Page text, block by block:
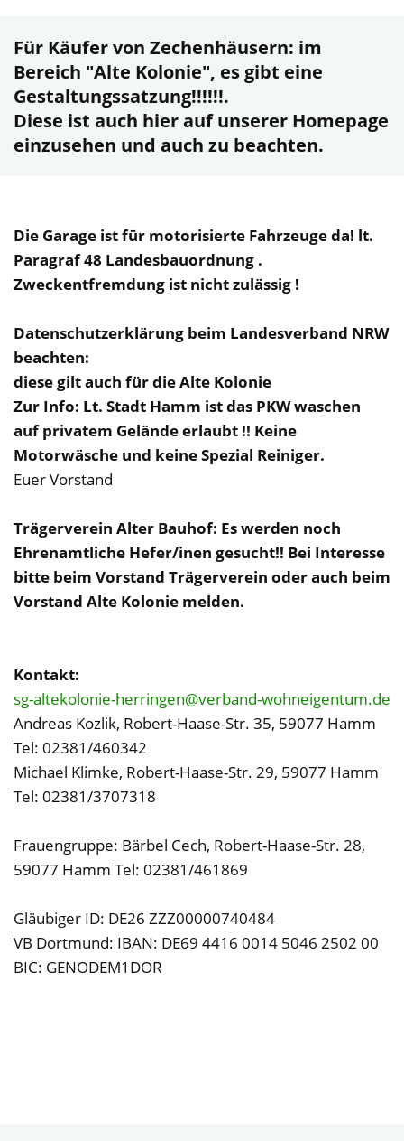
Für Käufer von Zechenhäusern: im
Bereich "Alte Kolonie", es gibt eine
Gestaltungssatzung!!!!!!.
Diese ist auch hier auf unserer Homepage
einzusehen und auch zu beachten.
Die Garage ist für motorisierte Fahrzeuge da! lt.
Paragraf 48 Landesbauordnung .
Zweckentfremdung ist nicht zulässig !
Datenschutzerklärung beim Landesverband NRW
beachten:
diese gilt auch für die Alte Kolonie
Zur Info: Lt. Stadt Hamm ist das PKW waschen
auf privatem Gelände erlaubt !! Keine
Motorwäsche und keine Spezial Reiniger.
Euer Vorstand
Trägerverein Alter Bauhof: Es werden noch
Ehrenamtliche Hefer/inen gesucht!! Bei Interesse
bitte beim Vorstand Trägerverein oder auch beim
Vorstand Alte Kolonie melden.
Kontakt:
sg-altekolonie-herringen@verband-wohneigentum.de
Andreas Kozlik, Robert-Haase-Str. 35, 59077 Hamm
Tel: 02381/460342
Michael Klimke, Robert-Haase-Str. 29, 59077 Hamm
Tel: 02381/3707318
Frauengruppe: Bärbel Cech, Robert-Haase-Str. 28,
59077 Hamm Tel: 02381/461869
Gläubiger ID: DE26 ZZZ00000740484
VB Dortmund: IBAN: DE69 4416 0014 5046 2502 00
BIC: GENODEM1DOR